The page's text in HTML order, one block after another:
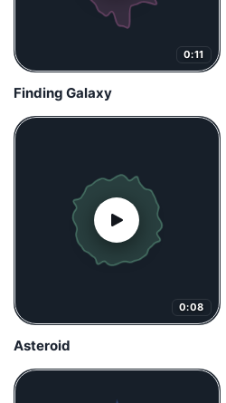
0:11
Finding Galaxy
0:08
Asteroid